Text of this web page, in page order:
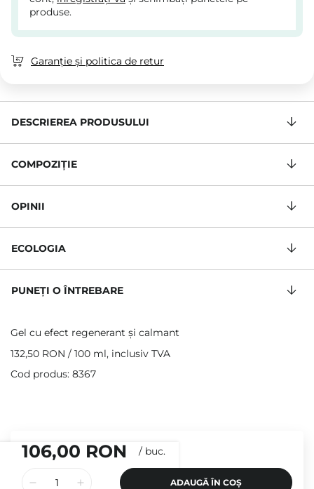
106,00 RON / buc.
ADAUGĂ ÎN COȘ
produse.
Garanție și politica de retur
DESCRIEREA PRODUSULUI
COMPOZIŢIE
OPINII
ECOLOGIA
PUNEȚI O ÎNTREBARE
Gel cu efect regenerant și calmant
132,50 RON / 100 ml, inclusiv TVA
Cod produs: 8367